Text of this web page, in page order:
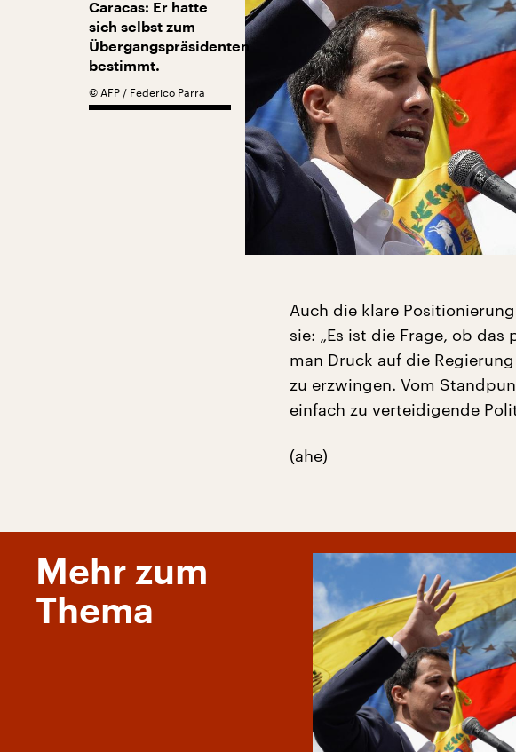
Caracas: Er hatte
sich selbst zum
Übergangspräsidenten
bestimmt.
© AFP / Federico Parra
Auch die klare
sie: „Es ist die Frage, ob
man Druck auf die
zu erzwingen. Vom
einfach zu verteidigende
(ahe)
Mehr zum
Thema